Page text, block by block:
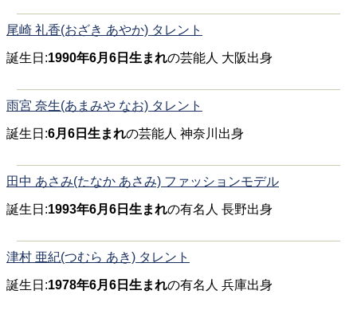
尾崎 礼香(おざき あやか) タレント
誕生日:1990年6月6日生まれの芸能人 大阪出身
雨宮 奈生(あまみや なお) タレント
誕生日:6月6日生まれの芸能人 神奈川出身
田中 あさみ(たなか あさみ) ファッションモデル
誕生日:1993年6月6日生まれの有名人 長野出身
津村 亜紀(つむら あき) タレント
誕生日:1978年6月6日生まれの有名人 兵庫出身